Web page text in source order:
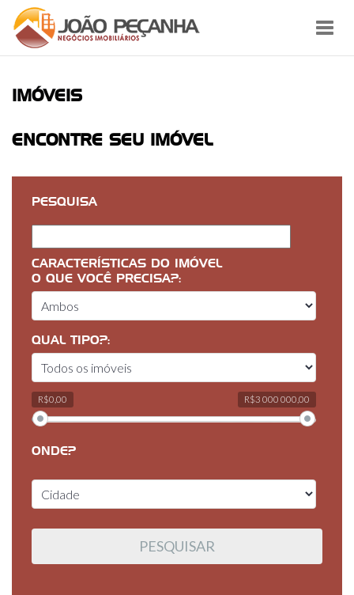
IMÓVEIS
ENCONTRE SEU IMÓVEL
PESQUISA
CARACTERÍSTICAS DO IMÓVEL
O QUE VOCÊ PRECISA?:
QUAL TIPO?:
R$0,00 R$3 000 000,00
ONDE?